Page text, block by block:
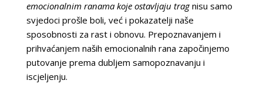
emocionalnim ranama koje ostavljaju tragnisu samo
svjedoci prošle boli, već i pokazatelji naše
sposobnosti za rast i obnovu. Prepoznavanjem i
prihvaćanjem naših emocionalnih rana započinjemo
putovanje prema dubljem samopoznavanju i
iscjeljenju.